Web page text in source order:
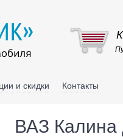
и скидки Контакты
ВАЗ